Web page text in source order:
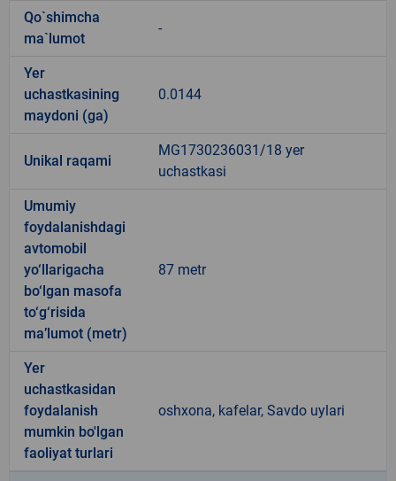
Qo`shimcha
ma`lumot
-
Yer
uchastkasining
maydoni (ga)
0.0144
Unikal raqami
MG1730236031/18 yer
uchastkasi
Umumiy
foydalanishdagi
avtomobil
yo‘llarigacha
bo‘lgan masofa
to‘g‘risida
ma’lumot (metr)
87 metr
Yer
uchastkasidan
foydalanish
mumkin bo'lgan
faoliyat turlari
oshxona, kafelar, Savdo uylari